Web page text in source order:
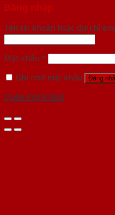
Đăng nhập
Tên tài khoản hoặc địa chỉ
Mật khẩu *
Ghi nhớ mật khẩu
Đăng
Quên mật khẩu?